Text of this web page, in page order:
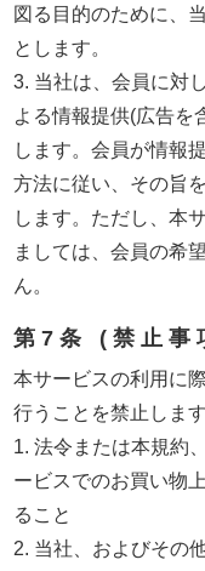
図る目的のために、
とします。
3. 当社は、会員に対
よる情報提供(広告を
します。会員が情報
方法に従い、その旨
します。ただし、本
ましては、会員の希
ん。
第7条 (禁止事
本サービスの利用に
行うことを禁止します
1. 法令または本規約
ービスでのお買い物
ること
2. 当社、およびその